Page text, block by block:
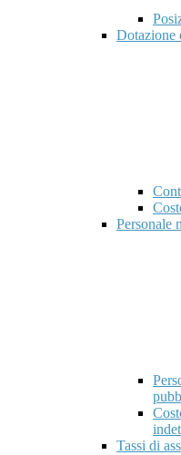
Dotazione
Personale
Tassi di